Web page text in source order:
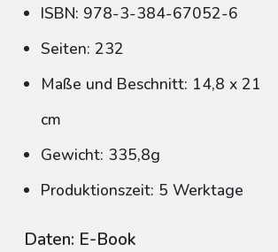
ISBN: 978-3-384-67052-6
Seiten: 232
Maße und Beschnitt: 14,8 x 21
cm
Gewicht: 335,8g
Produktionszeit: 5 Werktage
Daten: E-Book